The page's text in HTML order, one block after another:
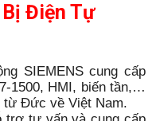
Điện Tự
SIEMENS cung cấp
1500, HMI, biến tần,…
từ Đức về Việt Nam.